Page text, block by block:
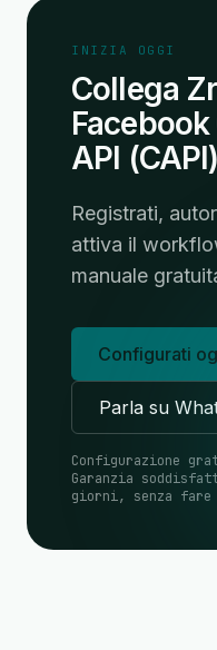
INIZIA OGGI
Collega
API
Registrati,
attiva il
manuale
Configurati
Parla su
Configurazione
Garanzia
giorni, senza fare